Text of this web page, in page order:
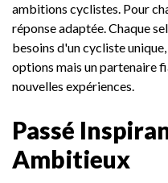
ambitions cyclistes. Pour
réponse adaptée. Chaque
besoins d'un cycliste
options mais un partenaire
nouvelles expériences.
Passé
Ambitieux